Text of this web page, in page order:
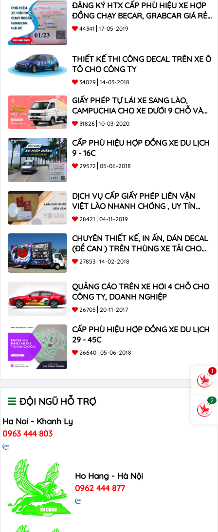
ĐĂNG KÝ HTX CẤP PHÙ HIỆU XE HỢP
ĐỒNG CHẠY BECAR, GRABCAR GIÁ RẺ
NHẤT
44341 17-05-2019
THIẾT KẾ THI CÔNG DECAL TRÊN XE Ô
TÔ CHO CÔNG TY
34029 14-03-2018
GIẤY PHÉP TỰ LÁI XE SANG LÀO,
CAMPUCHIA CHO XE DƯỚI 9 CHỖ VÀ
XE BÁN TẢI
31826 10-03-2020
CẤP PHÙ HIỆU HỢP ĐỒNG XE DU LỊCH
9 - 16C
29572 05-06-2018
DỊCH VỤ CẤP GIẤY PHÉP LIÊN VẬN
VIỆT LÀO NHANH CHÓNG , UY TÍN
TOÀN QUỐC
28421 04-11-2019
CHUYÊN THIẾT KẾ, IN ẤN, DÁN DECAL
(ĐỀ CAN ) TRÊN THÙNG XE TẢI CHO
CÔNG TY
27853 14-02-2018
QUẢNG CÁO TRÊN XE HƠI 4 CHỖ CHO
CÔNG TY, DOANH NGHIỆP
26705 20-11-2017
CẤP PHÙ HIỆU HỢP ĐỒNG XE DU LỊCH
29 - 45C
26640 05-06-2018
ĐỘI NGŨ HỖ TRỢ
Ha Noi - Khanh Ly
0963 444 803
Ho Hang - Hà Nội
0962 444 877
1
2